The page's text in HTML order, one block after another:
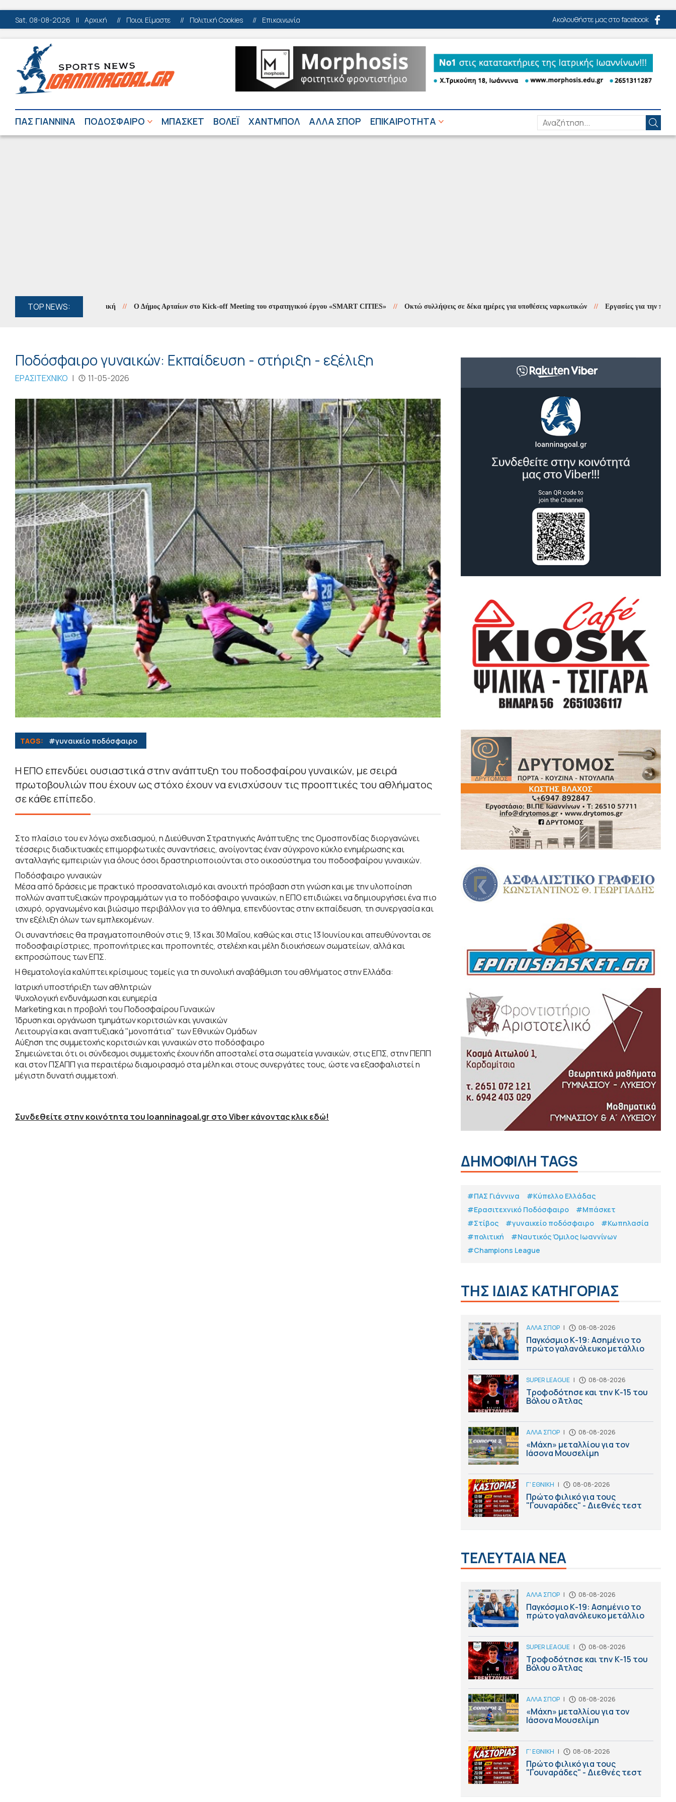
Sat, 08-08-2026 || Αρχική // Ποιοι Είμαστε // Πολιτική Cookies // Επικοινωνία Ακολουθήστε μας στο facebook
ΠΑΣ ΓΙΑΝΝΙΝΑ ΠΟΔΟΣΦΑΙΡΟ ΜΠΑΣΚΕΤ ΒΟΛΕΪ ΧΑΝΤΜΠΟΛ ΑΛΛΑ ΣΠΟΡ ΕΠΙΚΑΙΡΟΤΗΤΑ
TOP NEWS: Ο Δήμος Αρταίων στο Kick-off Meeting του στρατηγικού έργου «SMART CITIES» // Οκτώ συλλήψεις σε δέκα ημέρες για υποθέσεις ναρκωτικών // Εργασίες για την προστασία
Ποδόσφαιρο γυναικών: Εκπαίδευση - στήριξη - εξέλιξη
ΕΡΑΣΙΤΕΧΝΙΚΟ | 11-05-2026
TAGS: #γυναικείο ποδόσφαιρο
Η ΕΠΟ επενδύει ουσιαστικά στην ανάπτυξη του ποδοσφαίρου γυναικών, με σειρά
πρωτοβουλιών που έχουν ως στόχο έχουν να ενισχύσουν τις προοπτικές του αθλήματος
σε κάθε επίπεδο.
Στο πλαίσιο του εν λόγω σχεδιασμού, η Διεύθυνση Στρατηγικής Ανάπτυξης της Ομοσπονδίας διοργανώνει
τέσσερις διαδικτυακές επιμορφωτικές συναντήσεις, ανοίγοντας έναν σύγχρονο κύκλο ενημέρωσης και
ανταλλαγής εμπειριών για όλους όσοι δραστηριοποιούνται στο οικοσύστημα του ποδοσφαίρου γυναικών.
Ποδόσφαιρο γυναικών
Μέσα από δράσεις με πρακτικό προσανατολισμό και ανοιχτή πρόσβαση στη γνώση και με την υλοποίηση
πολλών αναπτυξιακών προγραμμάτων για το ποδόσφαιρο γυναικών, η ΕΠΟ επιδιώκει να δημιουργήσει ένα πιο
ισχυρό, οργανωμένο και βιώσιμο περιβάλλον για το άθλημα, επενδύοντας στην εκπαίδευση, τη συνεργασία και
την εξέλιξη όλων των εμπλεκομένων.
Οι συναντήσεις θα πραγματοποιηθούν στις 9, 13 και 30 Μαΐου, καθώς και στις 13 Ιουνίου και απευθύνονται σε
ποδοσφαιρίστριες, προπονήτριες και προπονητές, στελέχη και μέλη διοικήσεων σωματείων, αλλά και
εκπροσώπους των ΕΠΣ.
Η θεματολογία καλύπτει κρίσιμους τομείς για τη συνολική αναβάθμιση του αθλήματος στην Ελλάδα:
Iατρική υποστήριξη των αθλητριών
Ψυχολογική ενδυνάμωση και ευημερία
Μarketing και η προβολή του Ποδοσφαίρου Γυναικών
Ίδρυση και οργάνωση τμημάτων κοριτσιών και γυναικών
Λειτουργία και αναπτυξιακά "μονοπάτια" των Εθνικών Ομάδων
Αύξηση της συμμετοχής κοριτσιών και γυναικών στο ποδόσφαιρο
Σημειώνεται ότι οι σύνδεσμοι συμμετοχής έχουν ήδη αποσταλεί στα σωματεία γυναικών, στις ΕΠΣ, στην ΠΕΠΠ
και στον ΠΣΑΠΠ για περαιτέρω διαμοιρασμό στα μέλη και στους συνεργάτες τους, ώστε να εξασφαλιστεί η
μέγιστη δυνατή συμμετοχή.
Συνδεθείτε στην κοινότητα του Ioanninagoal.gr στο Viber κάνοντας κλικ εδώ!
ΔΗΜΟΦΙΛΗ TAGS
#ΠΑΣ Γιάννινα
#Κύπελλο Ελλάδας
#Eρασιτεχνικό Ποδόσφαιρο
#Μπάσκετ
#Στίβος
#γυναικείο ποδόσφαιρο
#Κωπηλασία
#πολιτική
#Ναυτικός Όμιλος Ιωαννίνων
#Champions League
ΤΗΣ ΙΔΙΑΣ ΚΑΤΗΓΟΡΙΑΣ
ΑΛΛΑ ΣΠΟΡ | 08-08-2026
Παγκόσμιο Κ-19: Ασημένιο το
πρώτο γαλανόλευκο μετάλλιο
SUPER LEAGUE | 08-08-2026
Τροφοδότησε και την Κ-15 του
Βόλου ο Άτλας
ΑΛΛΑ ΣΠΟΡ | 08-08-2026
«Μάχη» μεταλλίου για τον
Ιάσονα Μουσελίμη
Γ' ΕΘΝΙΚΗ | 08-08-2026
Πρώτο φιλικό για τους
"Γουναράδες" - Διεθνές τεστ
ΤΕΛΕΥΤΑΙΑ ΝΕΑ
ΑΛΛΑ ΣΠΟΡ | 08-08-2026
Παγκόσμιο Κ-19: Ασημένιο το
πρώτο γαλανόλευκο μετάλλιο
SUPER LEAGUE | 08-08-2026
Τροφοδότησε και την Κ-15 του
Βόλου ο Άτλας
ΑΛΛΑ ΣΠΟΡ | 08-08-2026
«Μάχη» μεταλλίου για τον
Ιάσονα Μουσελίμη
Γ' ΕΘΝΙΚΗ | 08-08-2026
Πρώτο φιλικό για τους
"Γουναράδες" - Διεθνές τεστ